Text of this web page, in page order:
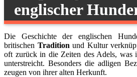
englischer
Die Geschichte der englischen
britischen Tradition und Kultur
oft zurück in die Zeiten des Adels, was
unterstreicht. Besonders die adligen
zeugen von ihrer alten Herkunft.